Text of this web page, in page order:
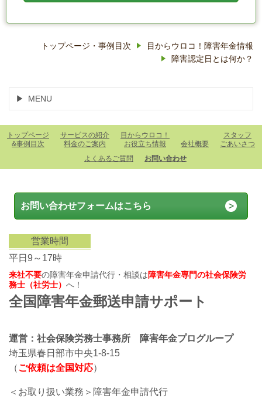
トップページ・事例目次
目からウロコ！障害年金情報
障害認定日とは何か？
MENU
トップページ
&事例目次
サービスの紹介
料金のご案内
目からウロコ！
お役立ち情報
会社概要
スタッフ
ごあいさつ
よくあるご質問
お問い合わせ
お問い合わせフォームはこちら
営業時間
平日9～17時
来社不要の障害年金申請代行・相談は障害年金専門の社会保険労
務士（社労士） へ！
全国障害年金郵送申請サポート
運営：社会保険労務士事務所 障害年金プログループ
埼玉県春日部市中央1-8-15
（ご依頼は全国対応）
＜お取り扱い業務＞障害年金申請代行